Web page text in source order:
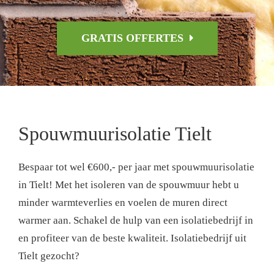
GRATIS OFFERTES
Spouwmuurisolatie Tielt
Bespaar tot wel €600,- per jaar met spouwmuurisolatie
in Tielt! Met het isoleren van de spouwmuur hebt u
minder warmteverlies en voelen de muren direct
warmer aan. Schakel de hulp van een isolatiebedrijf in
en profiteer van de beste kwaliteit. Isolatiebedrijf uit
Tielt gezocht?